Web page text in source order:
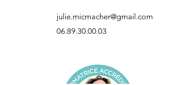
julie.micmacher@gmail.com
06.89.30.00.03